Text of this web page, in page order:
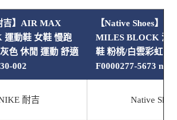
吉】AIR MAX
運動鞋 女鞋 慢跑
色 休閒 運動 舒適
002
【Native Shoes】
MILES BLOCK 洞
鞋 粉桃/白雲彩虹 中
F0000277-5673
耐吉 Native